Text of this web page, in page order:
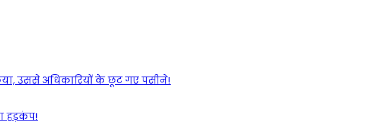
उससे अधिकारियों के छूट गए पसीने!
हड़कंप!